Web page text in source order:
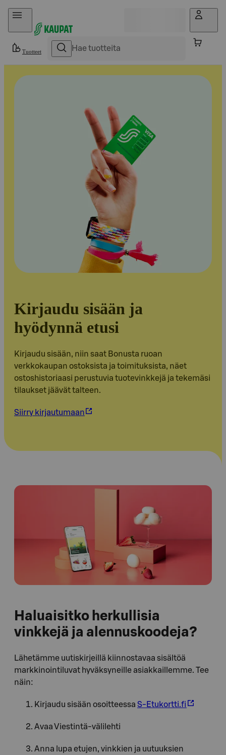
Hyppää sisältöön
Tuotteet
Kirjaudu sisään ja
hyödynnä etusi
Kirjaudu sisään, niin saat Bonusta ruoan
verkkokaupan ostoksista ja toimituksista, näet
ostoshistoriaasi perustuvia tuotevinkkejä ja tekemäsi
tilaukset jäävät talteen.
Siirry kirjautumaan
Haluaisitko herkullisia
vinkkejä ja alennuskoodeja?
Lähetämme uutiskirjeillä kiinnostavaa sisältöä
markkinointiluvat hyväksyneille asiakkaillemme. Tee
näin:
Kirjaudu sisään osoitteessa S-Etukortti.fi
Avaa Viestintä-välilehti
Anna lupa etujen, vinkkien ja uutuuksien